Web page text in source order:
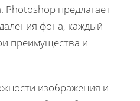
Photoshop предлагает
фона, каждый
преимущества и
изображения и